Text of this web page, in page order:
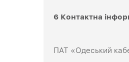
6 Контактна
ПАТ «Одеський